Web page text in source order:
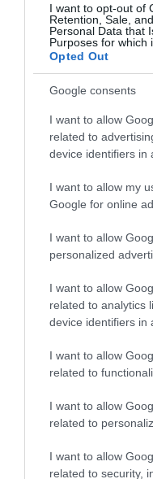
I want to opt-out of
Retention, Sale,
Personal Data that
Purposes for which
Opted Out
Google consents
I want to allow
related to
device identifiers in
I want to allow my
Google for online
I want to allow
personalized
I want to allow
related to analytics
device identifiers in
I want to allow
related to
I want to allow
related to
I want to allow
related to security,